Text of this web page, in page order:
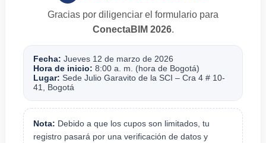
Gracias por diligenciar el formulario para
ConectaBIM 2026.
Fecha: Jueves 12 de marzo de 2026
Hora de inicio: 8:00 a. m. (hora de Bogotá)
Lugar: Sede Julio Garavito de la SCI – Cra 4 # 10-
41, Bogotá
Nota: Debido a que los cupos son limitados, tu
registro pasará por una verificación de datos y